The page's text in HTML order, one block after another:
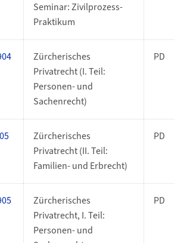
Seminar: Zivilprozess-
Praktikum
Zürcherisches
Privatrecht (I. Teil:
Personen- und
Sachenrecht)
PD
Zürcherisches
Privatrecht (II. Teil:
Familien- und Erbrecht)
PD
Zürcherisches
Privatrecht, I. Teil:
Personen- und
PD